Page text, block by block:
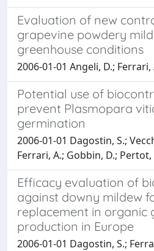
Evaluation of new
grapevine powdery
greenhouse conditions
2006-01-01 Angeli, D.; Ferrari,
Potential use of
prevent Plasmopara
germination
2006-01-01 Dagostin, S.;
Ferrari, A.; Gobbin, D.; Pertot,
Efficacy evaluation of
against downy mildew
replacement in organic
production in Europe
2006-01-01 Dagostin, S.;